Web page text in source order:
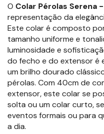
O Colar Pérolas Serena
representação da
Este colar é composto
tamanho uniforme e
luminosidade e
do fecho e do extensor é
um brilho dourado
pérolas. Com 40cm de
extensor, este colar se
solta ou um colar curto,
eventos formais ou para
a dia.